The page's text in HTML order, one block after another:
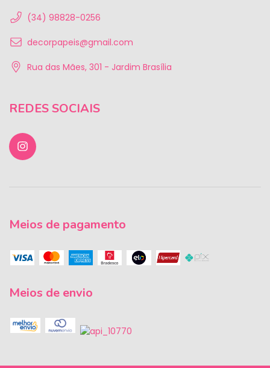
(34) 98828-0256
decorpapeis@gmail.com
Rua das Mães, 301 - Jardim Brasília
REDES SOCIAIS
Meios de pagamento
Meios de envio